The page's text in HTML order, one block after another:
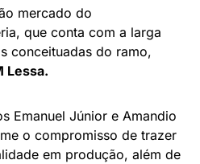
mercado do
que conta com a larga
conceituadas do ramo,
Lessa.
Emanuel Júnior e Amandio
o compromisso de trazer
em produção, além de